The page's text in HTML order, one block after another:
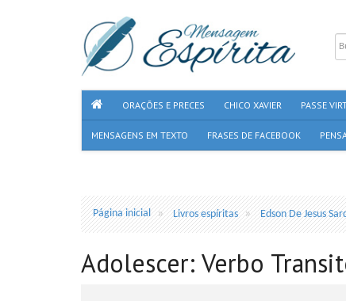
ORAÇÕES E PRECES CHICO XAVIER PASSE
MENSAGENS EM TEXTO FRASES DE FACEBOOK
Página inicial Livros espíritas Edson De Jesus
Adolescer: Verbo